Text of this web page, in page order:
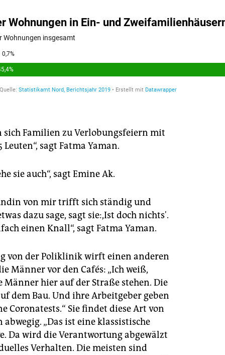
sich Familien zu Verlobungsfeiern mit
Leuten“, sagt Fatma Yaman.
sie auch“, sagt Emine Ak.
von mir trifft sich ständig und
dazu sage, sagt sie:,Ist doch nichts'.
einen Knall“, sagt Fatma Yaman.
von der Poliklinik wirft einen anderen
Männer vor den Cafés: „Ich weiß,
Männer hier auf der Straße stehen. Die
dem Bau. Und ihre Arbeitgeber geben
Coronatests.“ Sie findet diese Art von
abwegig. „Das ist eine klassistische
Da wird die Verantwortung abgewälzt
Verhalten. Die meisten sind